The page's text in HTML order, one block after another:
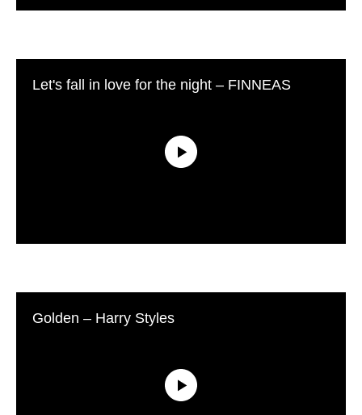
Let's fall in love for the night – FINNEAS
Golden – Harry Styles